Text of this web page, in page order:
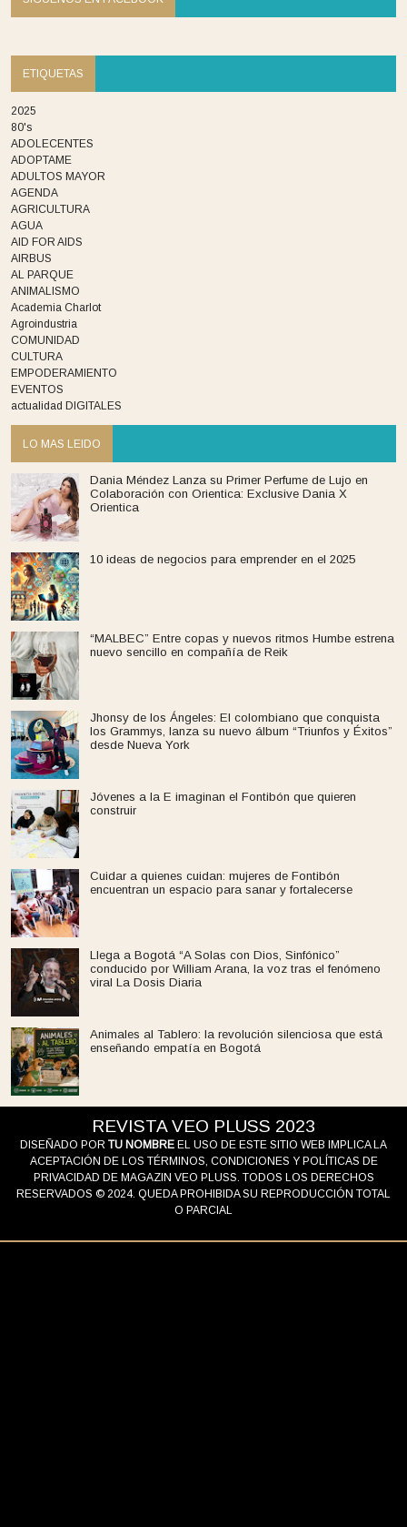
ETIQUETAS
2025
80's
ADOLECENTES
ADOPTAME
ADULTOS MAYOR
AGENDA
AGRICULTURA
AGUA
AID FOR AIDS
AIRBUS
AL PARQUE
ANIMALISMO
Academia Charlot
Agroindustria
COMUNIDAD
CULTURA
EMPODERAMIENTO
EVENTOS
actualidad DIGITALES
LO MAS LEIDO
Dania Méndez Lanza su Primer Perfume de Lujo en
Colaboración con Orientica: Exclusive Dania X
Orientica
10 ideas de negocios para emprender en el 2025
“MALBEC” Entre copas y nuevos ritmos Humbe estrena
nuevo sencillo en compañía de Reik
Jhonsy de los Ángeles: El colombiano que conquista
los Grammys, lanza su nuevo álbum “Triunfos y Éxitos”
desde Nueva York
Jóvenes a la E imaginan el Fontibón que quieren
construir
Cuidar a quienes cuidan: mujeres de Fontibón
encuentran un espacio para sanar y fortalecerse
Llega a Bogotá “A Solas con Dios, Sinfónico”
conducido por William Arana, la voz tras el fenómeno
viral La Dosis Diaria
Animales al Tablero: la revolución silenciosa que está
enseñando empatía en Bogotá
REVISTA VEO PLUSS 2023
DISEÑADO POR TU NOMBRE EL USO DE ESTE SITIO WEB IMPLICA LA
ACEPTACIÓN DE LOS TÉRMINOS, CONDICIONES Y POLÍTICAS DE
PRIVACIDAD DE MAGAZIN VEO PLUSS. TODOS LOS DERECHOS
RESERVADOS © 2024. QUEDA PROHIBIDA SU REPRODUCCIÓN TOTAL
O PARCIAL